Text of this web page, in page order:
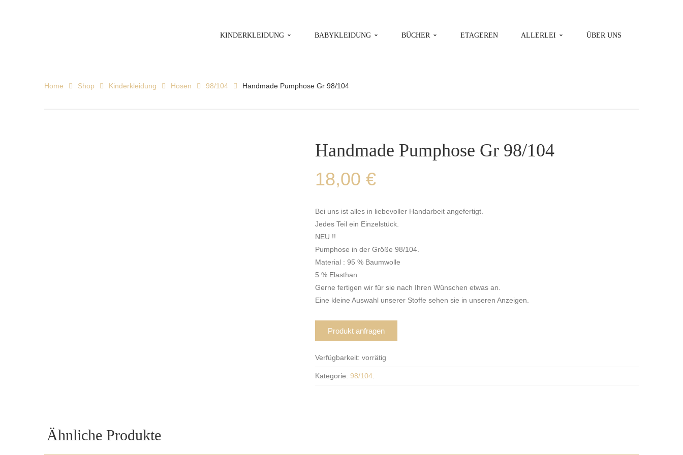
KINDERKLEIDUNG BABYKLEIDUNG BÜCHER ETAGEREN ALLERLEI ÜBER UNS
Home Shop Kinderkleidung Hosen 98/104 Handmade Pumphose Gr 98/104
Handmade Pumphose Gr 98/104
18,00€
Bei uns ist alles in liebevoller Handarbeit angefertigt.
Jedes Teil ein Einzelstück.
NEU !!
Pumphose in der Größe 98/104.
Material : 95 % Baumwolle
5 % Elasthan
Gerne fertigen wir für sie nach Ihren Wünschen etwas an.
Eine kleine Auswahl unserer Stoffe sehen sie in unseren Anzeigen.
Produkt anfragen
Verfügbarkeit: vorrätig
Kategorie: 98/104
Ähnliche Produkte